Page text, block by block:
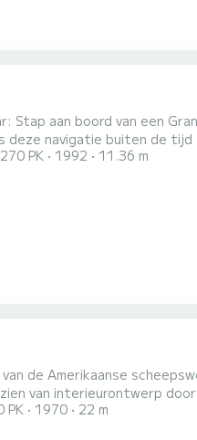
eiland, elke ankerplaats, elk panorama zal
270 PK 1992 11.36 m
de Amerikaanse
van interieurontwerp
met uitstekende
PK 1970 22 m